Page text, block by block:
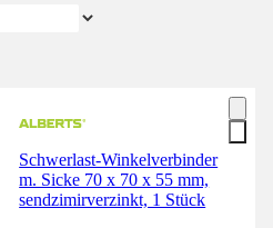
Schwerlast-Winkelverbinder
m. Sicke 70 x 70 x 55 mm,
sendzimirverzinkt, 1 Stück